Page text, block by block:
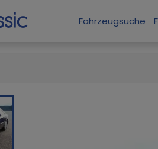
Fahrzeugsuche